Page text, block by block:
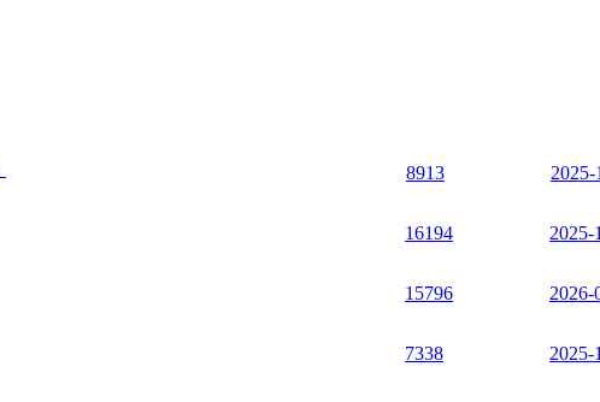
8913 2025-
16194 2025-
15796 2026-
7338 2025-